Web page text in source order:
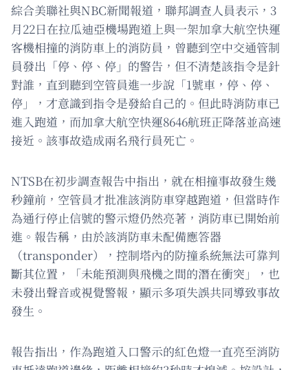
綜合美聯社與NBC新聞報道，聯邦調查人員表示，3
月22日在拉瓜迪亞機場跑道上與一架加拿大航空快運
客機相撞的消防車上的消防員，曾聽到空中交通管制
員發出「停、停、停」的警告，但不清楚該指令是針
對誰，直到聽到空管員進一步說「1號車，停、停、
停」，才意識到指令是發給自己的。但此時消防車已
進入跑道，而加拿大航空快運8646航班正降落並高速
接近。該事故造成兩名飛行員死亡。
NTSB在初步調查報告中指出，就在相撞事故發生幾
秒鐘前，空管員才批准該消防車穿越跑道，但當時作
為通行停止信號的警示燈仍然亮著，消防車已開始前
進。報告稱，由於該消防車未配備應答器
（transponder），控制塔內的防撞系統無法可靠判
斷其位置，「未能預測與飛機之間的潛在衝突」，也
未發出聲音或視覺警報，顯示多項失誤共同導致事故
發生。
報告指出，作為跑道入口警示的紅色燈一直亮至消防